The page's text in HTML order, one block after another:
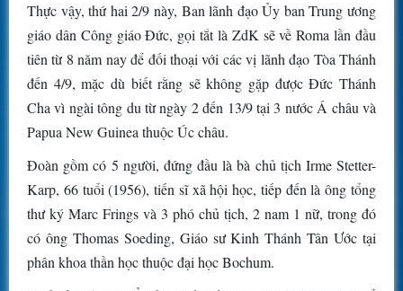
Thực vậy, thứ hai 2/9 này, Ban lãnh đạo Ủy ban Trung ương
giáo dân Công giáo Đức, gọi tắt là ZdK sẽ về Roma lần đầu
tiên từ 8 năm nay để đối thoại với các vị lãnh đạo Tòa Thánh
đến 4/9, mặc dù biết rằng sẽ không gặp được Đức Thánh
Cha vì ngài tông du từ ngày 2 đến 13/9 tại 3 nước Á châu và
Papua New Guinea thuộc Úc châu.
Đoàn gồm có 5 người, đứng đầu là bà chủ tịch Irme Stetter-
Karp, 66 tuổi (1956), tiến sĩ xã hội học, tiếp đến là ông tổng
thư ký Marc Frings và 3 phó chủ tịch, 2 nam 1 nữ, trong đó
có ông Thomas Soeding, Giáo sư Kinh Thánh Tân Ước tại
phân khoa thần học thuộc đại học Bochum.